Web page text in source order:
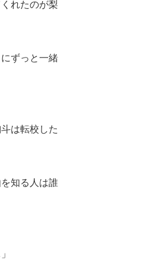
れたのが梨
ずっと一緒
は転校した
知る人は誰